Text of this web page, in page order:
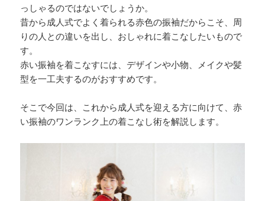
っしゃるのではないでしょうか。
昔から成人式でよく着られる赤色の振袖だからこそ、周
りの人との違いを出し、おしゃれに着こなしたいもので
す。
赤い振袖を着こなすには、デザインや小物、メイクや髪
型を一工夫するのがおすすめです。
そこで今回は、これから成人式を迎える方に向けて、赤
い振袖のワンランク上の着こなし術を解説します。